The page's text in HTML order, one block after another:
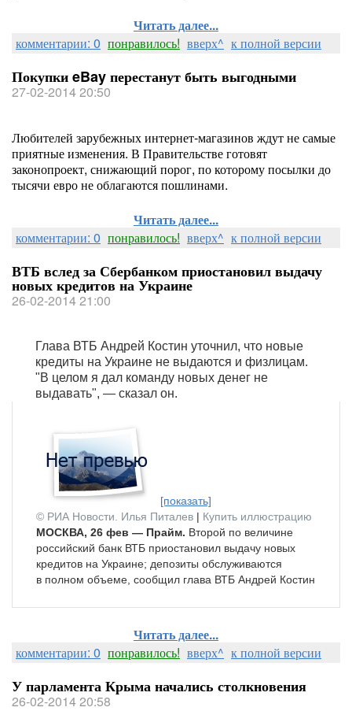
Читать далее...
комментарии: 0 понравилось! вверх^ к полной версии
Покупки eBay перестанут быть выгодными
27-02-2014 20:50
Любителей зарубежных интернет-магазинов ждут не самые
приятные изменения. В Правительстве готовят
законопроект, снижающий порог, по которому посылки до
тысячи евро не облагаются пошлинами.
Читать далее...
комментарии: 0 понравилось! вверх^ к полной версии
ВТБ вслед за Сбербанком приостановил выдачу
новых кредитов на Украине
26-02-2014 21:00
Глава ВТБ Андрей Костин уточнил, что новые
кредиты на Украине не выдаются и физлицам.
"В целом я дал команду новых денег не
выдавать", — сказал он.
[показать]
© РИА Новости. Илья Питалев | Купить иллюстрацию
МОСКВА, 26 фев — Прайм. Второй по величине
российский банк ВТБ приостановил выдачу новых
кредитов на Украине; депозиты обслуживаются
в полном объеме, сообщил глава ВТБ Андрей Костин
Читать далее...
комментарии: 0 понравилось! вверх^ к полной версии
У парламента Крыма начались столкновения
26-02-2014 20:58